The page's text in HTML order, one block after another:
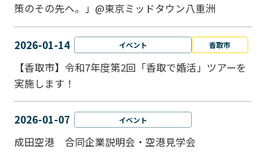
策のその先へ。」@東京ミッドタウン八重洲
2026-01-14 イベント 香取市
【香取市】令和7年度第2回「香取で婚活」ツアーを
実施します！
2026-01-07 イベント
成田空港 合同企業説明会・空港見学会